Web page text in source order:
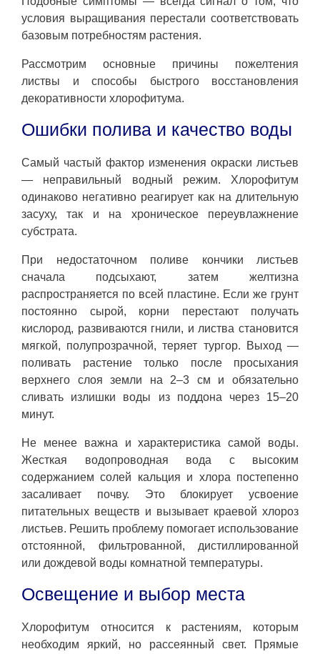
условия выращивания перестали соответствовать
базовым потребностям растения.
Рассмотрим основные причины пожелтения
листвы и способы быстрого восстановления
декоративности хлорофитума.
Ошибки полива и качество воды
Самый частый фактор изменения окраски листьев
— неправильный водный режим. Хлорофитум
одинаково негативно реагирует как на длительную
засуху, так и на хроническое переувлажнение
субстрата.
При недостаточном поливе кончики листьев
сначала подсыхают, затем желтизна
распространяется по всей пластине. Если же грунт
постоянно сырой, корни перестают получать
кислород, развиваются гнили, и листва становится
мягкой, полупрозрачной, теряет тургор. Выход —
поливать растение только после просыхания
верхнего слоя земли на 2–3 см и обязательно
сливать излишки воды из поддона через 15–20
минут.
Не менее важна и характеристика самой воды.
Жесткая водопроводная вода с высоким
содержанием солей кальция и хлора постепенно
засаливает почву. Это блокирует усвоение
питательных веществ и вызывает краевой хлороз
листьев. Решить проблему помогает использование
отстоянной, фильтрованной, дистиллированной
или дождевой воды комнатной температуры.
Освещение и выбор места
Хлорофитум относится к растениям, которым
необходим яркий, но рассеянный свет. Прямые